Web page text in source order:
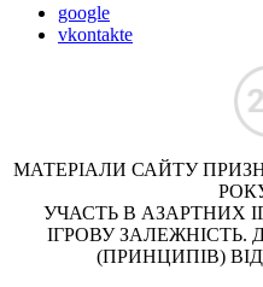
google
vkontakte
МАТЕРІАЛИ САЙТУ
УЧАСТЬ В АЗАРТНИХ
ІГРОВУ
(ПРИНЦИПІВ)